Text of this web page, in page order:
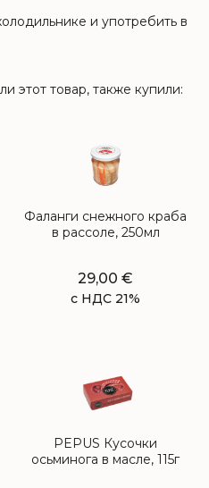
и употребить в
этот товар, также купили:
Фаланги снежного краба
в рассоле, 250мл
29,00 €
с НДС 21%
PEPUS Кусочки
осьминога в масле, 115г